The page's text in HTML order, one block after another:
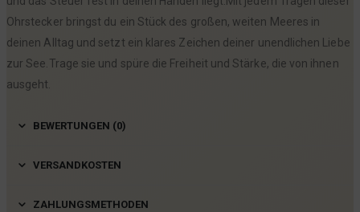
Ohrstecker bringst du ein Stück des großen, weiten Meeres in
deinen Alltag und setzt ein klares Zeichen deiner unendlichen Liebe
zur See.Trage sie und spüre die Freiheit und Stärke, die von ihnen
ausgeht.
BEWERTUNGEN (0)
VERSANDKOSTEN
ZAHLUNGSMETHODEN